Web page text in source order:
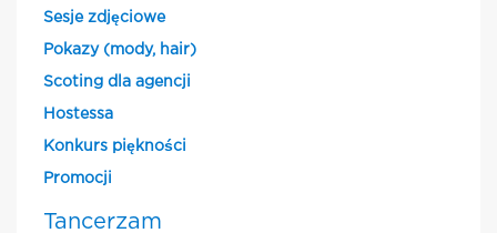
Sesje zdjęciowe
Pokazy (mody, hair)
Scoting dla agencji
Hostessa
Konkurs piękności
Promocji
Tancerzam